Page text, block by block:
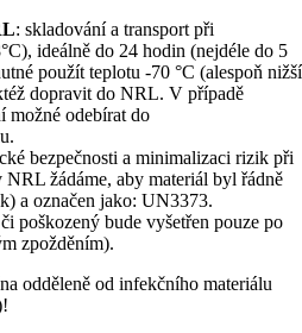
: skladování a transport při
ideálně do 24 hodin (nejdéle do 5
použít teplotu -70 °C (alespoň nižší
dopravit do NRL. V případě
možné odebírat do
bezpečnosti a minimalizaci rizik při
žádáme, aby materiál byl řádně
a označen jako: UN3373.
poškozený bude vyšetřen pouze po
zpožděním).
odděleně od infekčního materiálu